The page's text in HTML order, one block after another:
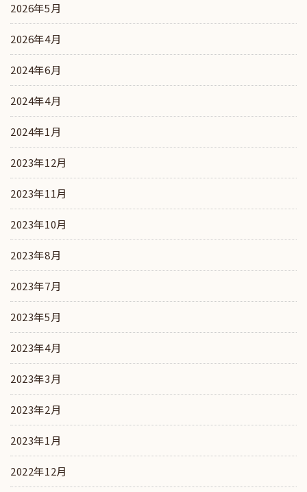
2026年5月
2026年4月
2024年6月
2024年4月
2024年1月
2023年12月
2023年11月
2023年10月
2023年8月
2023年7月
2023年5月
2023年4月
2023年3月
2023年2月
2023年1月
2022年12月